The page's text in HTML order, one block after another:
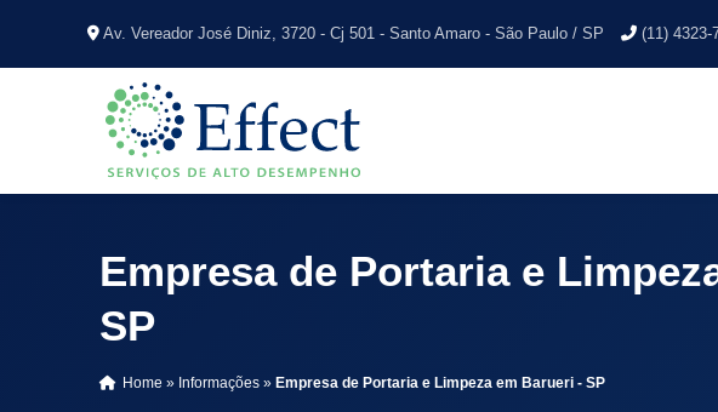
Av. Vereador José Diniz, 3720 - Cj 501 - Santo Amaro - São Paulo / SP (11) 4323-
Empresa de Portaria e
SP
Home » Informações » Empresa de Portaria e Limpeza em Barueri - SP